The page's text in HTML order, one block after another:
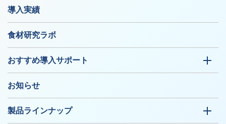
導入実績
食材研究ラボ
おすすめ導入サポート
お知らせ
製品ラインナップ